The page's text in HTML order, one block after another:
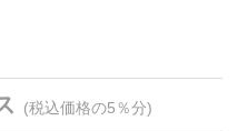
(税込価格の5％分)